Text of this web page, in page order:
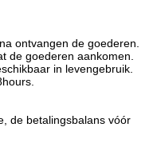
ontvangen de goederen.
de goederen aankomen.
in levengebruik.
de betalingsbalans vóór